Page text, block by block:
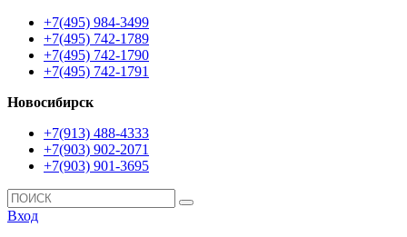
+7(495) 984-3499
+7(495) 742-1789
+7(495) 742-1790
+7(495) 742-1791
Новосибирск
+7(913) 488-4333
+7(903) 902-2071
+7(903) 901-3695
Вход